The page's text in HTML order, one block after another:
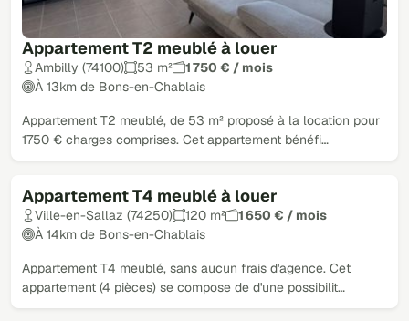
Appartement T2 meublé à louer
Ambilly (74100) 53 m²
1 750 € / mois
À 13km de Bons-en-Chablais
Appartement T2 meublé, de 53 m² proposé à la location pour
1750 € charges comprises. Cet appartement bénéfi…
Appartement T4 meublé à louer
Ville-en-Sallaz (74250) 120 m²
1 650 € / mois
À 14km de Bons-en-Chablais
Appartement T4 meublé, sans aucun frais d'agence. Cet
appartement (4 pièces) se compose de d'une possibilit…